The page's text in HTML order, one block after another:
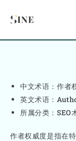
中文术语：作者
英文术语：
所属分类：SEO
作者权威度是指在